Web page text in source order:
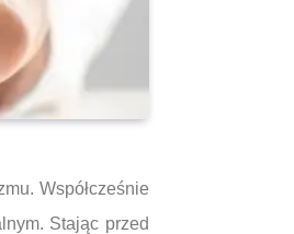
Współcześnie
Stając przed